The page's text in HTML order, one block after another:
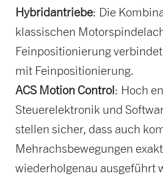
Hybridantriebe: Die
klassischen
Feinpositionierung
mit Feinpositionierung.
ACS Motion Control: Hoch
Steuerelektronik und
stellen sicher, dass auch
Mehrachsbewegungen
wiederholgenau ausgeführt